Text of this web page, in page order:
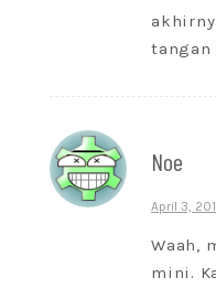
tangan
Noe
April 3,
Waah,
mini.